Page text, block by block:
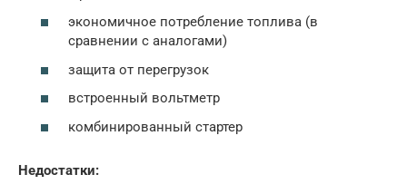
экономичное потребление топлива (в
сравнении с аналогами)
защита от перегрузок
встроенный вольтметр
комбинированный стартер
Недостатки: